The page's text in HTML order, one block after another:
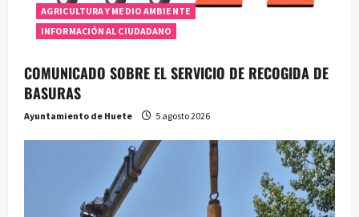
AGRICULTURA Y MEDIO AMBIENTE
INFORMACIÓN AL CIUDADANO
COMUNICADO SOBRE EL SERVICIO DE RECOGIDA DE
BASURAS
Ayuntamiento de Huete 5 agosto 2026